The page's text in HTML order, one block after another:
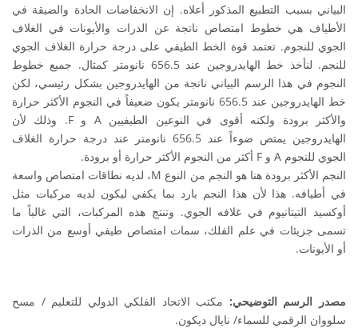
البياني بسبب التطبيع المذكور أعلاه. إن الانخفاضات الحادة والضيقة في
الأطياف هي خطوط امتصاص ناتجة عن الذرات والأيونات في الغلاف
الجوي للنجوم. تعتمد قوة الخط الطيفي على درجة حرارة الغلاف الجوي
للنجم. لنأخذ خط الهايدروجين عند 656.5 نانومتر كمثال. جميع خطوط
النجوم في هذا الرسم البياني ناتجة من الهايدروجين بشكل رئيسي، لكن
خط الهايدروجين عند 656.5 نانومتر يكون ضعيفاً في النجوم الأكثر حرارة
والأكثر برودة ولكنه أقوى في النوعين الطيفيين A و F. وذلك لأن
الهايدروجين يمتص ضوءاً عند 656.5 نانومتر عند درجة حرارة الغلاف
الجوي للنجوم A و F أكثر من النجوم الأكثر حرارة أو برودة.
النجم الأكثر برودة هنا هو النجم من النوع M، لديه نطاقات امتصاص واسعة
في أطيافه. هذا لأن هذا النجم بارد بما يكفي ليكون لديه مركبات مثل
أوكسيد التيتانيوم في غلافه الجوي. وتنتج هذه المركبات، التي غالباً ما
تسمى جزيئات في علم الفلك، سمات امتصاص طيفي أوسع من الذرات
أو الأيونات.
مصدر الرسم التوضيحي: مكتب الاتحاد الفلكي الدولي للتعليم / مسح
سلووان الرقمي للسماء/ نايال ديكون.